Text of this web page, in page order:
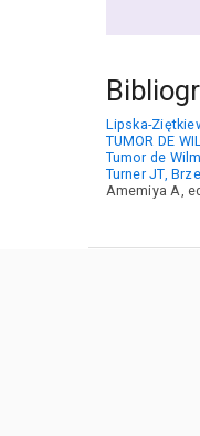
Lipska-
TUMOR DE
Tumor de
Turner JT,
Amemiya A,